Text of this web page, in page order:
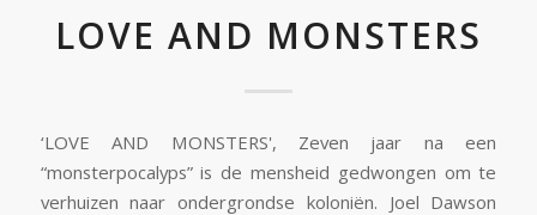
LOVE AND MONSTERS
‘LOVE AND MONSTERS', Zeven jaar na een
“monsterpocalyps” is de mensheid gedwongen om te
verhuizen naar ondergrondse koloniën. Joel Dawson